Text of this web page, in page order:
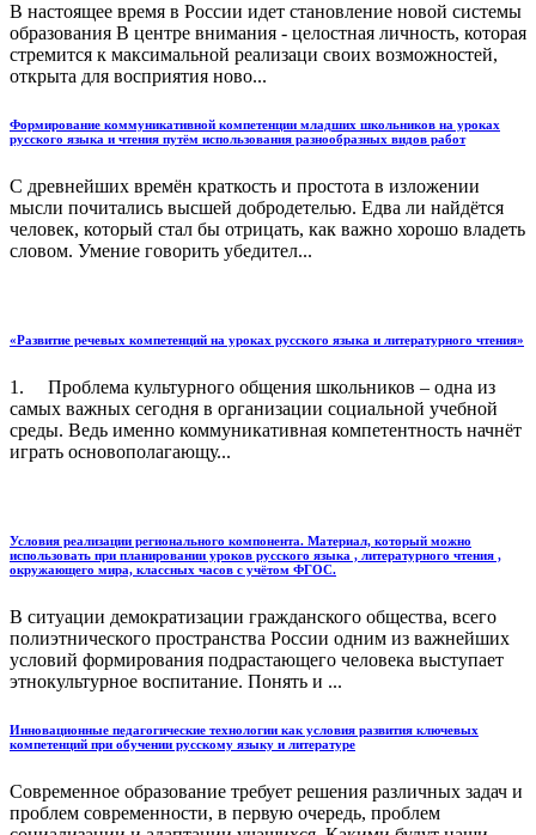
В настоящее время в России идет становление новой системы
образования В центре внимания - целостная личность, которая
стремится к максимальной реализаци своих возможностей,
открыта для восприятия ново...
Формирование коммуникативной компетенции младших школьников на уроках
русского языка и чтения путём использования разнообразных видов работ
С древнейших времён краткость и простота в изложении
мысли почитались высшей добродетелью. Едва ли найдётся
человек, который стал бы отрицать, как важно хорошо владеть
словом. Умение говорить убедител...
«Развитие речевых компетенций на уроках русского языка и литературного чтения»
1. Проблема культурного общения школьников – одна из
самых важных сегодня в организации социальной учебной
среды. Ведь именно коммуникативная компетентность начнёт
играть основополагающу...
Условия реализации регионального компонента. Материал, который можно
использовать при планировании уроков русского языка , литературного чтения ,
окружающего мира, классных часов с учётом ФГОС.
В ситуации демократизации гражданского общества, всего
полиэтнического пространства России одним из важнейших
условий формирования подрастающего человека выступает
этнокультурное воспитание. Понять и ...
Инновационные педагогические технологии как условия развития ключевых
компетенций при обучении русскому языку и литературе
Современное образование требует решения различных задач и
проблем современности, в первую очередь, проблем